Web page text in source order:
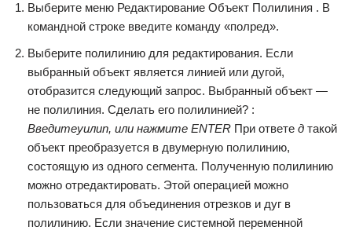
Выберите меню Редактирование Объект Полилиния . В
командной строке введите команду «полред».
Выберите полилинию для редактирования. Если
выбранный объект является линией или дугой,
отобразится следующий запрос. Выбранный объект —
не полилиния. Сделать его полилинией? :
Введитеyилиn, или нажмите ENTER При ответе д такой
объект преобразуется в двумерную полилинию,
состоящую из одного сегмента. Полученную полилинию
можно отредактировать. Этой операцией можно
пользоваться для объединения отрезков и дуг в
полилинию. Если значение системной переменной